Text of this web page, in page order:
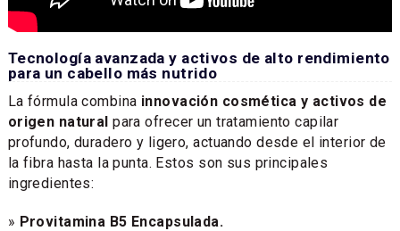
Tecnología avanzada y activos de alto rendimiento
para un cabello más nutrido
La fórmula combina innovación cosmética y activos de
origen naturalpara ofrecer un tratamiento capilar
profundo, duradero y ligero, actuando desde el interior de
la fibra hasta la punta. Estos son sus principales
ingredientes:
» Provitamina B5 Encapsulada.